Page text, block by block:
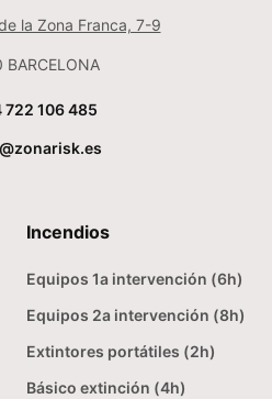
la Zona Franca, 7-9
722 106 485
Incendios
Equipos 1a intervención (6h)
Equipos 2a intervención (8h)
Extintores portátiles (2h)
Básico extinción (4h)